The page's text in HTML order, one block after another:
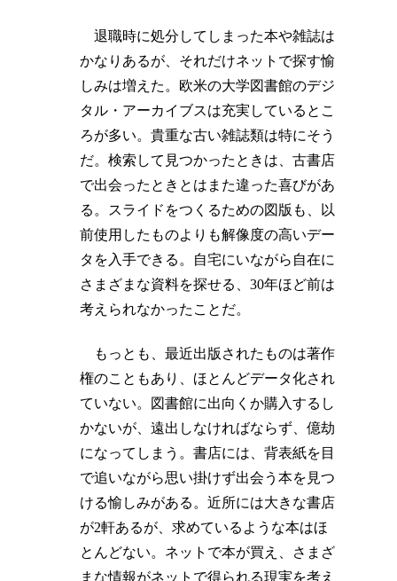
退職時に処分してしまった本や雑誌は
かなりあるが、それだけネットで探す愉
しみは増えた。欧米の大学図書館のデジ
タル・アーカイブスは充実しているとこ
ろが多い。貴重な古い雑誌類は特にそう
だ。検索して見つかったときは、古書店
で出会ったときとはまた違った喜びがあ
る。スライドをつくるための図版も、以
前使用したものよりも解像度の高いデー
タを入手できる。自宅にいながら自在に
さまざまな資料を探せる、30年ほど前は
考えられなかったことだ。
もっとも、最近出版されたものは著作
権のこともあり、ほとんどデータ化され
ていない。図書館に出向くか購入するし
かないが、遠出しなければならず、億劫
になってしまう。書店には、背表紙を目
で追いながら思い掛けず出会う本を見つ
ける愉しみがある。近所には大きな書店
が2軒あるが、求めているような本はほ
とんどない。ネットで本が買え、さまざ
まな情報がネットで得られる現実を考え